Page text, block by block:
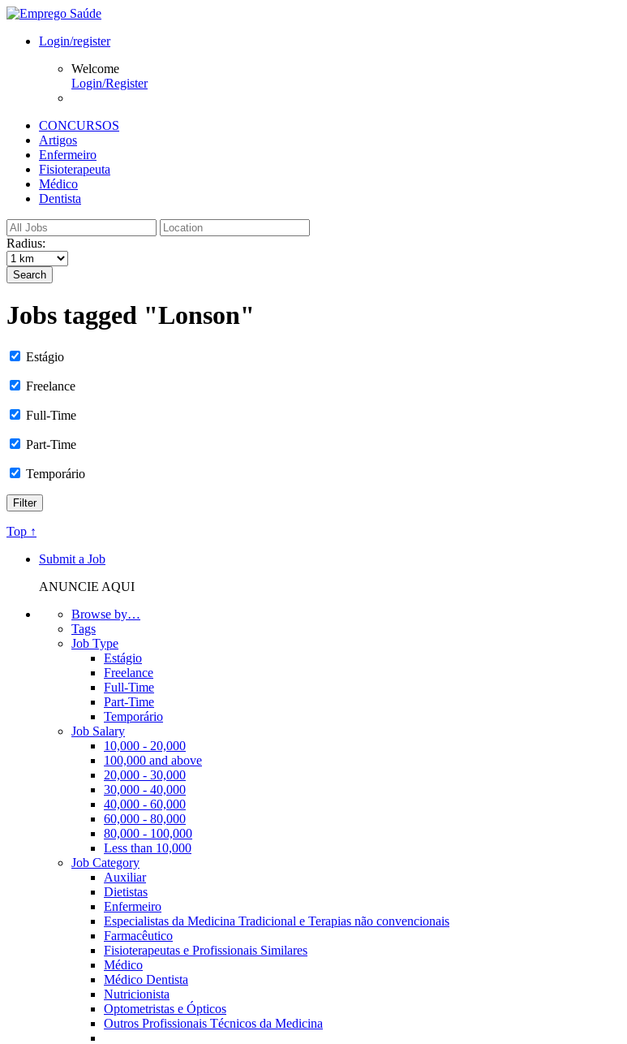
Login/register
Welcome
Login/Register
CONCURSOS
Artigos
Enfermeiro
Fisioterapeuta
Médico
Dentista
Radius:
Search
Jobs tagged "Lonson"
Estágio
Freelance
Full-Time
Part-Time
Temporário
Top ↑
Submit a Job
ANUNCIE AQUI
Browse by…
Tags
Job Type
Estágio
Freelance
Full-Time
Part-Time
Temporário
Job Salary
10,000 - 20,000
100,000 and above
20,000 - 30,000
30,000 - 40,000
40,000 - 60,000
60,000 - 80,000
80,000 - 100,000
Less than 10,000
Job Category
Auxiliar
Dietistas
Enfermeiro
Especialistas da Medicina Tradicional e Terapias não convencionais
Farmacêutico
Fisioterapeutas e Profissionais Similares
Médico
Médico Dentista
Nutricionista
Optometristas e Ópticos
Outros Profissionais Técnicos da Medicina